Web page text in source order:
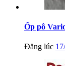
Ốp pô
Đăng lúc